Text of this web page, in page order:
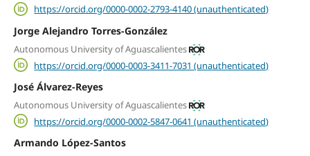
https://orcid.org/0000-0002-2793-4140 (unauthenticated)
Jorge Alejandro Torres-González
Autonomous University of Aguascalientes
https://orcid.org/0000-0003-3411-7031 (unauthenticated)
José Álvarez-Reyes
Autonomous University of Aguascalientes
https://orcid.org/0000-0002-5847-0641 (unauthenticated)
Armando López-Santos